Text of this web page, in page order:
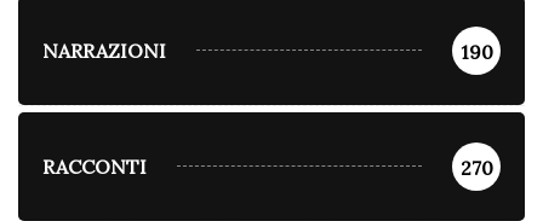
NARRAZIONI 190
RACCONTI 270